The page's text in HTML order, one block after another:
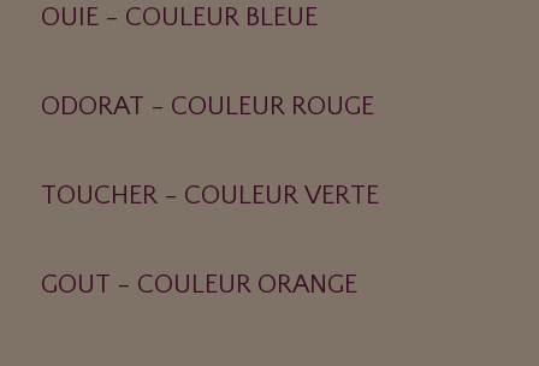
OUIE - COULEUR BLEUE
ODORAT - COULEUR ROUGE
TOUCHER - COULEUR VERTE
GOUT - COULEUR ORANGE